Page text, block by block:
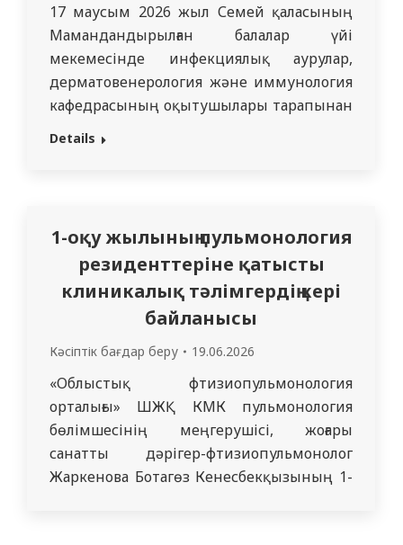
17 маусым 2026 жыл Семей қаласының
Мамандандырылған балалар үйі
мекемесінде инфекциялық аурулар,
дерматовенерология және иммунология
кафедрасының оқытушылары тарапынан
қызметкерлерге «Бала терісіне күтім
ерекшеліктері, күнделікті күтім
қағидалары, жөргектік дерматиттің
алдын алу, диагностикасы және емдеу
тәсілдері қарастырылды. Іс-шара аясында
Details
1-оқу жылының пульмонология
резиденттеріне қатысты
клиникалық тәлімгердің кері
байланысы
Кәсіптік бағдар беру 19.06.2026
«Облыстық фтизиопульмонология
орталығы» ШЖҚ КМК пульмонология
бөлімшесінің меңгерушісі, жоғары
санатты дәрігер-фтизиопульмонолог
Жаркенова Ботагөз Кенесбекқызының 1-